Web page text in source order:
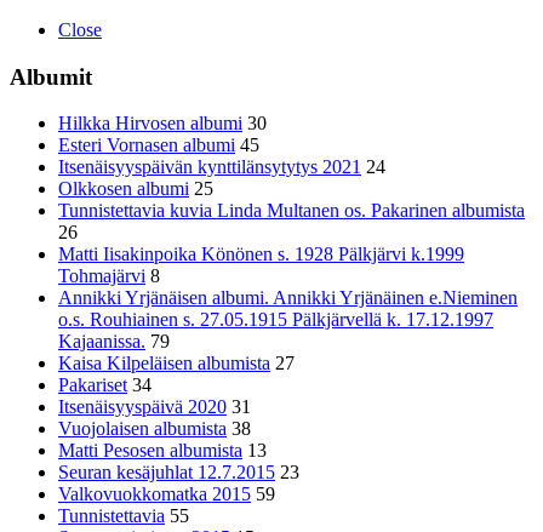
Close
Albumit
Hilkka Hirvosen albumi 30
Esteri Vornasen albumi 45
Itsenäisyyspäivän kynttilänsytytys 2021 24
Olkkosen albumi 25
Tunnistettavia kuvia Linda Multanen os. Pakarinen albumista
26
Matti Iisakinpoika Könönen s. 1928 Pälkjärvi k.1999
Tohmajärvi 8
Annikki Yrjänäisen albumi. Annikki Yrjänäinen e.Nieminen
o.s. Rouhiainen s. 27.05.1915 Pälkjärvellä k. 17.12.1997
Kajaanissa. 79
Kaisa Kilpeläisen albumista 27
Pakariset 34
Itsenäisyyspäivä 2020 31
Vuojolaisen albumista 38
Matti Pesosen albumista 13
Seuran kesäjuhlat 12.7.2015 23
Valkovuokkomatka 2015 59
Tunnistettavia 55